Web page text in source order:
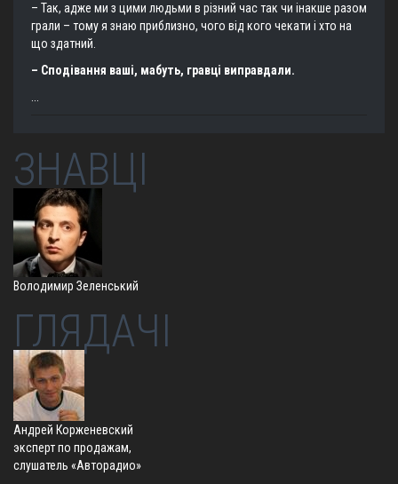
– Так, адже ми з цими людьми в різний час так чи інакше разом
грали – тому я знаю приблизно, чого від кого чекати і хто на
що здатний.
– Сподівання ваші, мабуть, гравці виправдали.
ЗНАВЦІ
Володимир Зеленський
ГЛЯДАЧІ
Андрей Корженевский
эксперт по продажам,
слушатель «Авторадио»